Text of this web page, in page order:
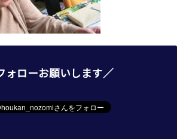
ォローお願いします／